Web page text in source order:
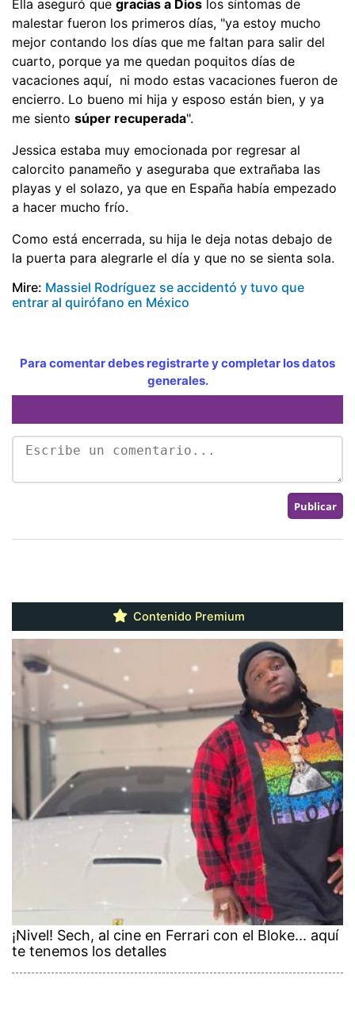
Ella aseguró que gracias a Dios los síntomas de
malestar fueron los primeros días, "ya estoy mucho
mejor contando los días que me faltan para salir del
cuarto, porque ya me quedan poquitos días de
vacaciones aquí, ni modo estas vacaciones fueron de
encierro. Lo bueno mi hija y esposo están bien, y ya
me siento súper recuperada".
Jessica estaba muy emocionada por regresar al
calorcito panameño y aseguraba que extrañaba las
playas y el solazo, ya que en España había empezado
a hacer mucho frío.
Como está encerrada, su hija le deja notas debajo de
la puerta para alegrarle el día y que no se sienta sola.
Mire: Massiel Rodríguez se accidentó y tuvo que
entrar al quirófano en México
Para comentar debes registrarte y completar los datos
generales.
Contenido Premium
¡Nivel! Sech, al cine en Ferrari con el Bloke... aquí
te tenemos los detalles